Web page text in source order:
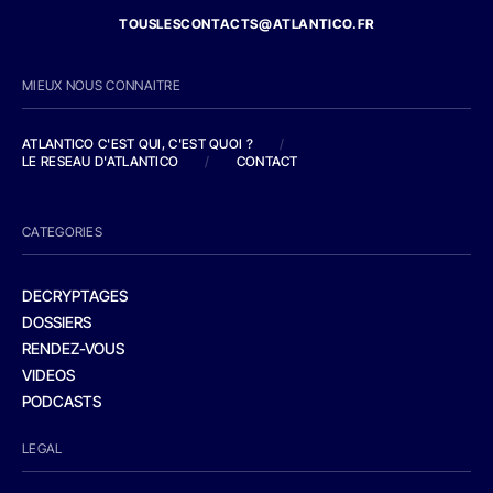
TOUSLESCONTACTS@ATLANTICO.FR
MIEUX NOUS CONNAITRE
ATLANTICO C'EST QUI, C'EST QUOI ?
/
LE RESEAU D'ATLANTICO
/ CONTACT
CATEGORIES
DECRYPTAGES
DOSSIERS
RENDEZ-VOUS
VIDEOS
PODCASTS
LEGAL